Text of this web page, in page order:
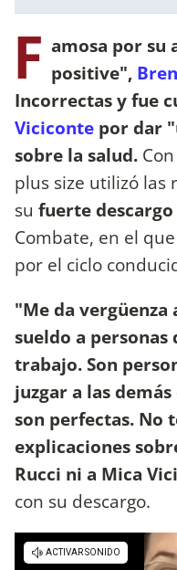
F amosa por su
positive",
Incorrectas y fue
Viciconte por dar
sobre la salud.
plus size utilizó las
su fuerte descargo
Combate, en el
por el ciclo
"Me da vergüenza
sueldo a personas
trabajo. Son
juzgar a las
son perfectas. No
explicaciones
Rucci ni a Mica
con su descargo.